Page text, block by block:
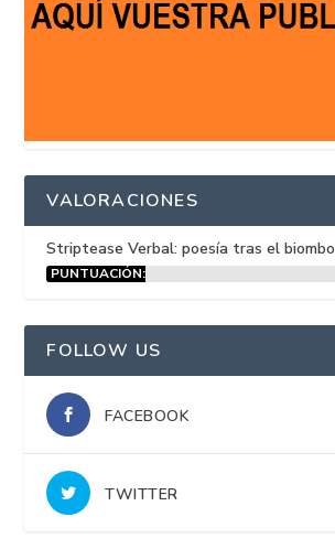
VALORACIONES
Striptease Verbal: poesía tras el biombo
PUNTUACIÓN:
FOLLOW US
FACEBOOK
TWITTER